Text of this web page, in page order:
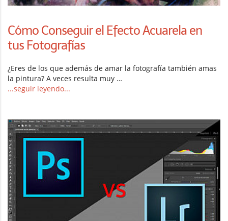
Cómo Conseguir el Efecto Acuarela en
tus Fotografías
¿Eres de los que además de amar la fotografía también amas
la pintura? A veces resulta muy …
...seguir leyendo...